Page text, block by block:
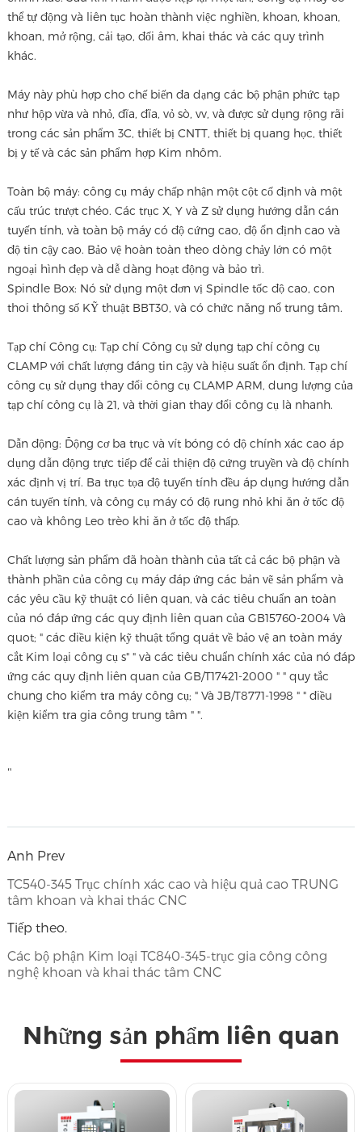
thể tự động và liên tục hoàn thành việc nghiền, khoan, khoan,
khoan, mở rộng, cải tạo, đối âm, khai thác và các quy trình
khác.
Máy này phù hợp cho chế biến đa dạng các bộ phận phức tạp
như hộp vừa và nhỏ, đĩa, đĩa, vỏ sò, vv, và được sử dụng rộng rãi
trong các sản phẩm 3C, thiết bị CNTT, thiết bị quang học, thiết
bị y tế và các sản phẩm hợp Kim nhôm.
Toàn bộ máy: công cụ máy chấp nhận một cột cố định và một
cấu trúc trượt chéo. Các trục X, Y và Z sử dụng hướng dẫn cán
tuyến tính, và toàn bộ máy có độ cứng cao, độ ổn định cao và
độ tin cậy cao. Bảo vệ hoàn toàn theo dòng chảy lớn có một
ngoại hình đẹp và dễ dàng hoạt động và bảo trì.
Spindle Box: Nó sử dụng một đơn vị Spindle tốc độ cao, con
thoi thông số KỸ thuật BBT30, và có chức năng nổ trung tâm.
Tạp chí Công cụ: Tạp chí Công cụ sử dụng tạp chí công cụ
CLAMP với chất lượng đáng tin cậy và hiệu suất ổn định. Tạp chí
công cụ sử dụng thay đổi công cụ CLAMP ARM, dung lượng của
tạp chí công cụ là 21, và thời gian thay đổi công cụ là nhanh.
Dẫn động: Động cơ ba trục và vít bóng có độ chính xác cao áp
dụng dẫn động trực tiếp để cải thiện độ cứng truyền và độ chính
xác định vị trí. Ba trục tọa độ tuyến tính đều áp dụng hướng dẫn
cán tuyến tính, và công cụ máy có độ rung nhỏ khi ăn ở tốc độ
cao và không Leo trèo khi ăn ở tốc độ thấp.
Chất lượng sản phẩm đã hoàn thành của tất cả các bộ phận và
thành phần của công cụ máy đáp ứng các bản vẽ sản phẩm và
các yêu cầu kỹ thuật có liên quan, và các tiêu chuẩn an toàn
của nó đáp ứng các quy định liên quan của GB15760-2004 Và
quot; " các điều kiện kỹ thuật tổng quát về bảo vệ an toàn máy
cắt Kim loại công cụ s" " và các tiêu chuẩn chính xác của nó đáp
ứng các quy định liên quan của GB/T17421-2000 " " quy tắc
chung cho kiểm tra máy công cụ; " Và JB/T8771-1998 " " điều
kiện kiểm tra gia công trung tâm " ".
"
Anh Prev
TC540-345 Trục chính xác cao và hiệu quả cao TRUNG
tâm khoan và khai thác CNC
Tiếp theo.
Các bộ phận Kim loại TC840-345-trục gia công công
nghệ khoan và khai thác tâm CNC
Những sản phẩm liên quan